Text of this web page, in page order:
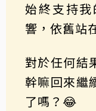
始終支持
響，依舊站
對於任何結
幹嘛回來繼
了嗎？😂